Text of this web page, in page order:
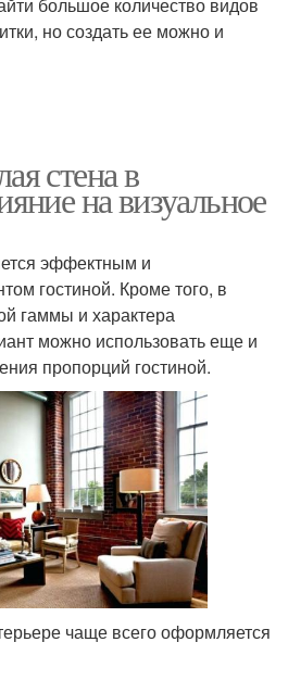
но создать ее можно и
стена в
на визуальное
эффектным и
гостиной. Кроме того, в
гаммы и характера
можно использовать еще и
пропорций гостиной.
чаще всего оформляется